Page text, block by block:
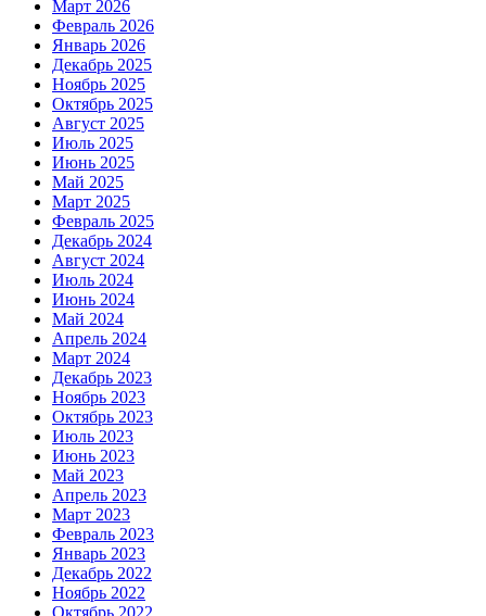
Март 2026
Февраль 2026
Январь 2026
Декабрь 2025
Ноябрь 2025
Октябрь 2025
Август 2025
Июль 2025
Июнь 2025
Май 2025
Март 2025
Февраль 2025
Декабрь 2024
Август 2024
Июль 2024
Июнь 2024
Май 2024
Апрель 2024
Март 2024
Декабрь 2023
Ноябрь 2023
Октябрь 2023
Июль 2023
Июнь 2023
Май 2023
Апрель 2023
Март 2023
Февраль 2023
Январь 2023
Декабрь 2022
Ноябрь 2022